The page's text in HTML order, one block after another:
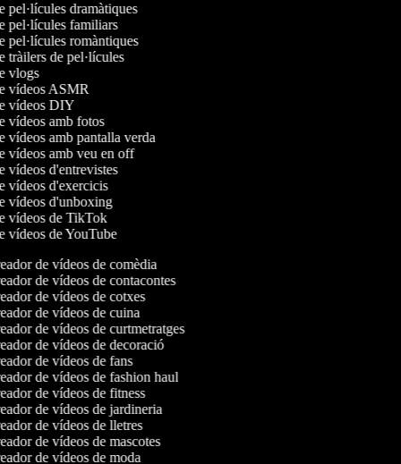
pel·lícules dramàtiques
pel·lícules familiars
pel·lícules romàntiques
tràilers de pel·lícules
vlogs
vídeos ASMR
vídeos DIY
vídeos amb fotos
vídeos amb pantalla verda
vídeos amb veu en off
vídeos d'entrevistes
vídeos d'exercicis
vídeos d'unboxing
vídeos de TikTok
vídeos de YouTube
de vídeos de comèdia
de vídeos de contacontes
de vídeos de cotxes
de vídeos de cuina
de vídeos de curtmetratges
de vídeos de decoració
de vídeos de fans
de vídeos de fashion haul
de vídeos de fitness
de vídeos de jardineria
de vídeos de lletres
de vídeos de mascotes
de vídeos de moda